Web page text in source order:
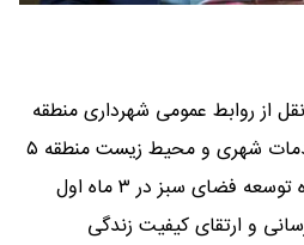
از روابط عمومی شهرداری منطقه
، با اجرای پروژه‌های گسترده توسعه فضای سبز در ۳ ماه اول
و ارتقای کیفیت زندگی